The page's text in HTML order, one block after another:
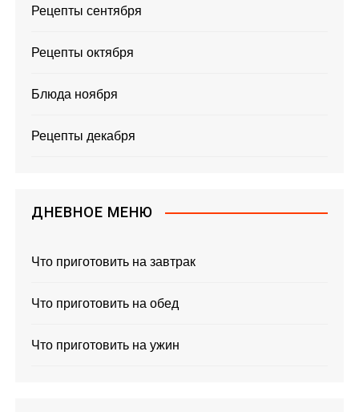
Рецепты сентября
Рецепты октября
Блюда ноября
Рецепты декабря
ДНЕВНОЕ МЕНЮ
Что приготовить на завтрак
Что приготовить на обед
Что приготовить на ужин